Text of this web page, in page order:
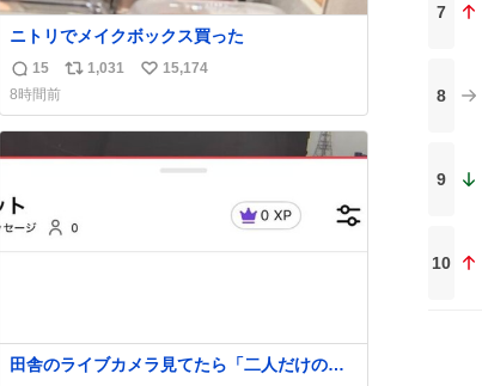
ニトリでメイクボックス買った
返
信
数
15
リ
ス
ト
1,031
い
ね
数
15,174
8時間前
田舎のライブカメラ見てたら「二人だけの世
7
8
9
10